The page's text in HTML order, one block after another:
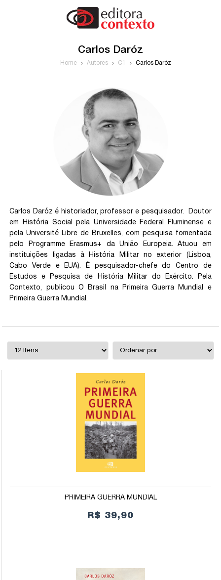
Carlos Daróz
Home Autores C1 Carlos Daróz
Carlos Daróz é historiador, professor e pesquisador. Doutor
em História Social pela Universidade Federal Fluminense e
pela Université Libre de Bruxelles, com pesquisa fomentada
pelo Programme Erasmus+ da União Europeia. Atuou em
instituições ligadas à História Militar no exterior (Lisboa,
Cabo Verde e EUA). É pesquisador-chefe do Centro de
Estudos e Pesquisa de História Militar do Exército. Pela
Contexto, publicou O Brasil na Primeira Guerra Mundial e
Primeira Guerra Mundial.
PRIMEIRA GUERRA MUNDIAL
R$ 39,90